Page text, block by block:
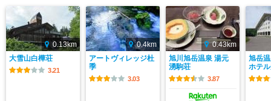
0.13km
大雪山白樺荘
3.21
0.4km
アートヴィレッジ杜
季
3.03
0.43km
旭川旭岳温泉 湯元
湧駒荘
3.87
旭岳
ホテ